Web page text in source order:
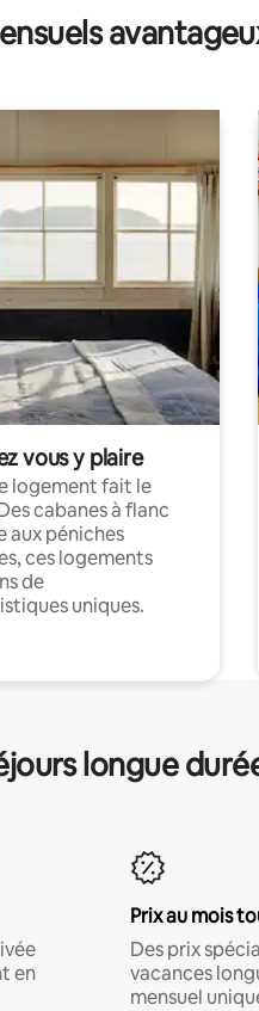
vous y plaire
logement fait le
cabanes à flanc
aux péniches
ces logements
de
uniques.
longue
en
Prix au mois
Des prix
vacances
mensuel